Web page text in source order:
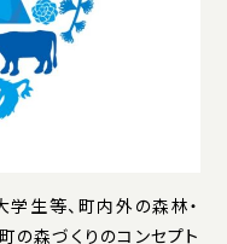
生等、町内外の森林・
の森づくりのコンセプト